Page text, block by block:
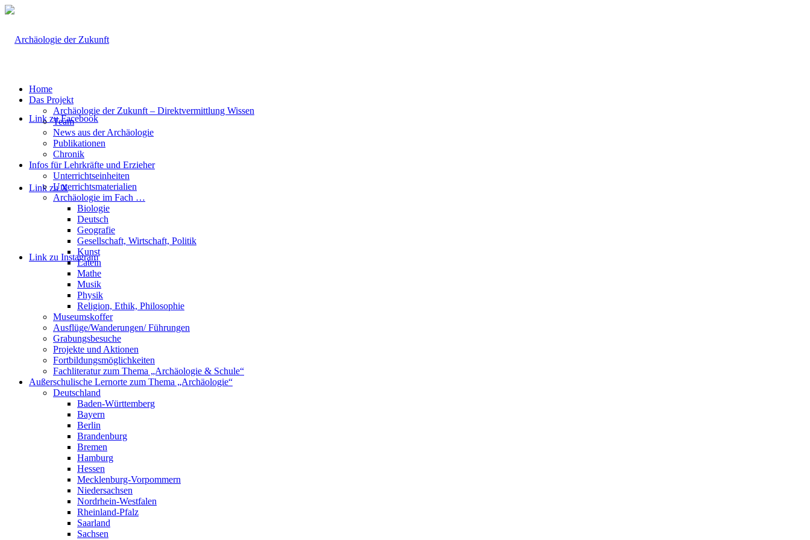
Link zu Facebook
Link zu X
Link zu Instagram
Home
Das Projekt
Archäologie der Zukunft – Direktvermittlung Wissen
Team
News aus der Archäologie
Publikationen
Chronik
Infos für Lehrkräfte und Erzieher
Unterrichtseinheiten
Unterrichtsmaterialien
Archäologie im Fach …
Biologie
Deutsch
Geografie
Gesellschaft, Wirtschaft, Politik
Kunst
Latein
Mathe
Musik
Physik
Religion, Ethik, Philosophie
Museumskoffer
Ausflüge/Wanderungen/ Führungen
Grabungsbesuche
Projekte und Aktionen
Fortbildungsmöglichkeiten
Fachliteratur zum Thema „Archäologie & Schule“
Außerschulische Lernorte zum Thema „Archäologie“
Deutschland
Baden-Württemberg
Bayern
Berlin
Brandenburg
Bremen
Hamburg
Hessen
Mecklenburg-Vorpommern
Niedersachsen
Nordrhein-Westfalen
Rheinland-Pfalz
Saarland
Sachsen